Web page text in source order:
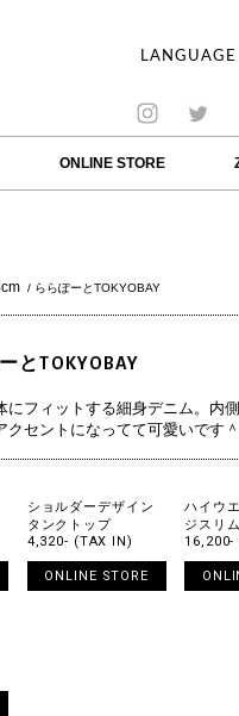
LANGUAGE
ONLINE STORE
/ ららぽーとTOKYOBAY
とTOKYOBAY
フィットする細身デニム。 内
クセントになってて可愛いです＾
ショルダーデザイン
タンクトップ
4,320- (TAX IN)
ONLINE STORE
ハイウ
ジスリ
16,200-